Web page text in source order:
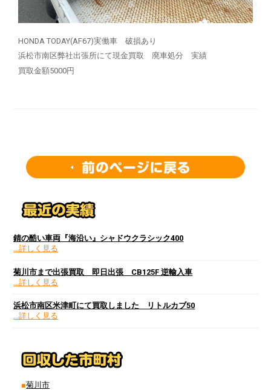
HONDA TODAY(AF67)実働車 破損あり
浜松市南区弊社出張所にて現金買取 廃車処分 実績
買取金額5000円
錆の酷い車両『海沿い』シャドウクラシック400
…詳しく見る
菊川市まで出張買取 即日出張 CB125F 逆輸入車
…詳しく見る
浜松市南区米津町にて買取しました リトルカブ50
…詳しく見る
菊川市